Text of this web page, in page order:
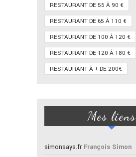
RESTAURANT DE 55 À 90 €
RESTAURANT DE 65 À 110 €
RESTAURANT DE 100 À 120 €
RESTAURANT DE 120 À 180 €
RESTAURANT À + DE 200€
Mes liens
simonsays.fr François Simon